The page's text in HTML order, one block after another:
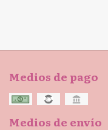
Medios de pago
Medios de envío